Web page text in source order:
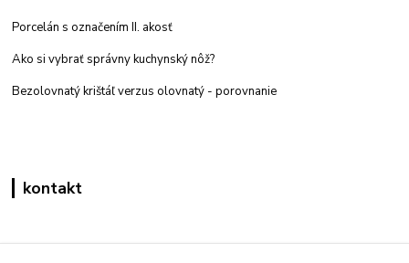
Porcelán s označením II. akosť
Ako si vybrať správny kuchynský nôž?
Bezolovnatý krištáľ verzus olovnatý - porovnanie
kontakt